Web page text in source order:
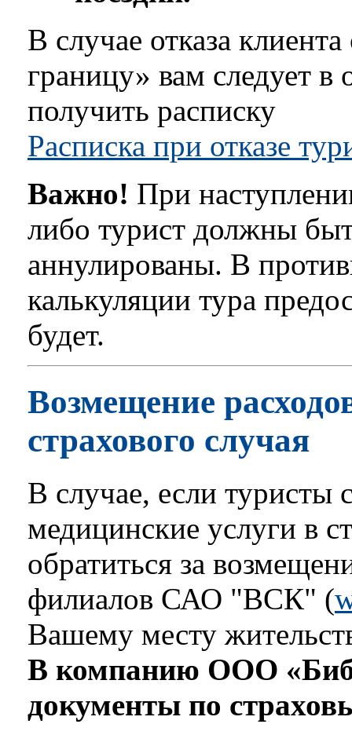
В случае отказа
границу» вам следует в
получить расписку
Расписка при отказе
Важно! При
либо турист должны
аннулированы. В
калькуляции тура
будет.
Возмещение
страхового случая
В случае, если туристы
медицинские услуги в
обратиться за
филиалов САО "ВСК" (
Вашему месту
В компанию ООО
документы по